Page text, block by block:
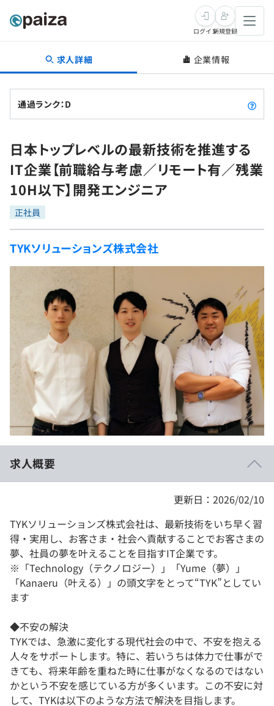
転職・キャリア
転職成功ガイド
転職エージェント
インタビュー
転職成功ガイド
新卒就活
求人検索
本選考
インターン
新卒エージェント
イベント・セミナー
インタビュー
就活成功ガイド
学習
問題集
4択課題
ナレッジ
リファレンス
プラン
個人向けプラン
法人向けプラン
学校向けプラン
契約内容・クーポン
プログラミング言語
評価結果一覧
再チャレンジ結果一覧
ゲーム・マンガ
Tech Team Journal
paiza times
note
paizaとは？
ログイン新規登録
求人詳細 企業情報
通過ランク：D
日本トップレベルの最新技術を推進する
IT企業【前職給与考慮／リモート有／残業
10H以下】開発エンジニア
正社員
TYKソリューションズ株式会社
求人概要
更新日：2026/02/10
TYKソリューションズ株式会社は、最新技術をいち早く習
得・実用し、お客さま・社会へ貢献することでお客さまの
夢、社員の夢を叶えることを目指すIT企業です。
※「Technology（テクノロジー）」「Yume（夢）」
「Kanaeru（叶える）」の頭文字をとって“TYK”としてい
ます
◆不安の解決
TYKでは、急激に変化する現代社会の中で、不安を抱える
人々をサポートします。特に、若いうちは体力で仕事がで
きても、将来年齢を重ねた時に仕事がなくなるのではない
かという不安を感じている方が多くいます。この不安に対
して、TYKは以下のような方法で解決を目指します。